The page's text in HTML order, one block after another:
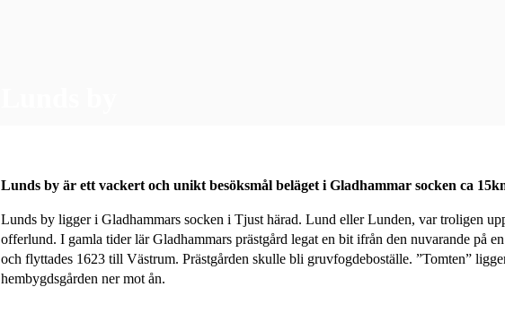
Lunds by är ett vackert och unikt besöksmål beläget i Gladhammar socken ca
Lunds by ligger i Gladhammars socken i Tjust härad. Lund eller Lunden, var troligen
offerlund. I gamla tider lär Gladhammars prästgård legat en bit ifrån den nuvarande på
och flyttades 1623 till Västrum. Prästgården skulle bli gruvfogdeboställe. ”Tomten”
hembygdsgården ner mot ån.